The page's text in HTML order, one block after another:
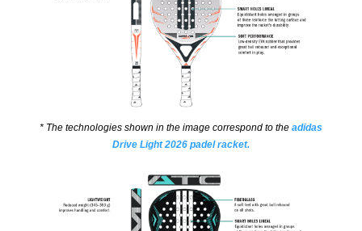
* The technologies shown in the image correspond to the adidas
Drive Light 2026 padel racket.